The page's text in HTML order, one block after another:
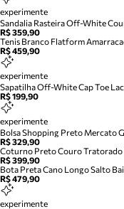
experimente
Sandalia Rasteira Off-White
R$ 359,90
Tenis Branco Flatform
R$ 459,90
experimente
Sapatilha Off-White Cap Toe
R$ 199,90
experimente
Bolsa Shopping Preto Mercato
R$ 329,90
Coturno Preto Couro Tratorado
R$ 399,90
Bota Preta Cano Longo Salto
R$ 479,90
experimente